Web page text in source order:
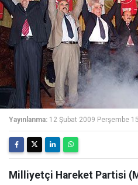
Yayınlanma: 12 Şubat 2009 Perşembe
Milliyetçi Hareket Partisi